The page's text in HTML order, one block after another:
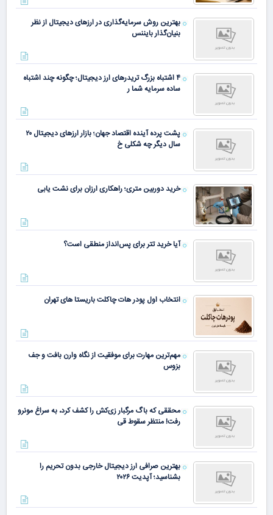
بهترین روش سرمایه‌گذاری در ارزهای دیجیتال از نظر
بنیان‌گذار بایننس
۴ اشتباه بزرگ تریدرهای ارز دیجیتال؛ چگونه چند اشتباه
ساده سرمایه شما ر
پشت پرده آینده اقتصاد جهان؛ بازار ارزهای دیجیتال ۲۰
سال دیگر چه شکلی خ
خرید دوربین متری؛ راهکاری ارزان برای نشت یابی
آیا خرید تتر برای پس‌انداز منطقی است؟
انتخاب اول پودر هات چاکلت باریستا های تهران
مهم‌ترین مهارت برای موفقیت از نگاه وارن بافت و جف
بزوس
محققی که باگ مرگبار زی‌کش را کشف کرد، به سراغ مونرو
رفت! منتظر سقوط قی
بهترین صرافی ارز دیجیتال خارجی بدون تحریم را
بشناسید؛ آپدیت ۲۰۲۶